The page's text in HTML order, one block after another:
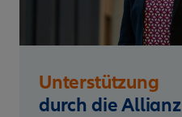
Unterstützung
durch die Allianz